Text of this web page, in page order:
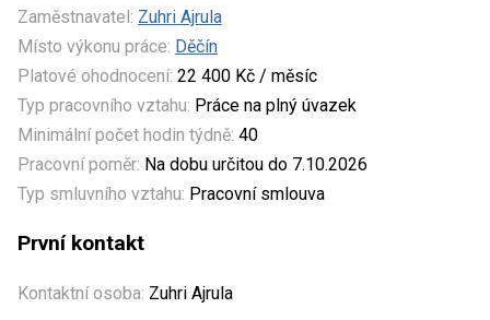
Zaměstnavatel: Zuhri Ajrula
Místo výkonu práce: Děčín
Platové ohodnocení: 22 400 Kč / měsíc
Typ pracovního vztahu: Práce na plný úvazek
Minimální počet hodin týdně: 40
Pracovní poměr: Na dobu určitou do 7.10.2026
Typ smluvního vztahu: Pracovní smlouva
První kontakt
Kontaktní osoba: Zuhri Ajrula